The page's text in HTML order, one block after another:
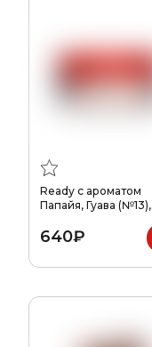
Ready с ароматом
Папайя, Гуава (№13),
640₽